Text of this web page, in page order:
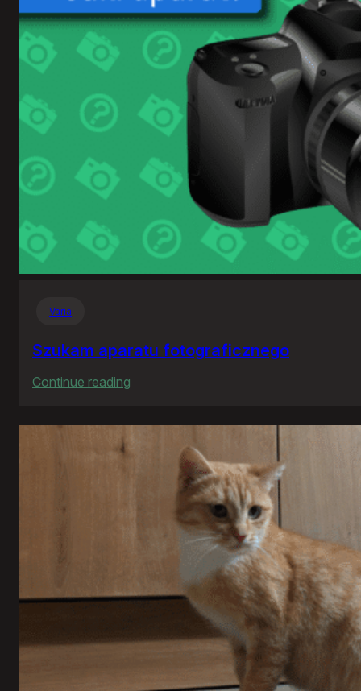
Varia
Szukam aparatu fotograficznego
Continue reading
aparatu
fotograficznego